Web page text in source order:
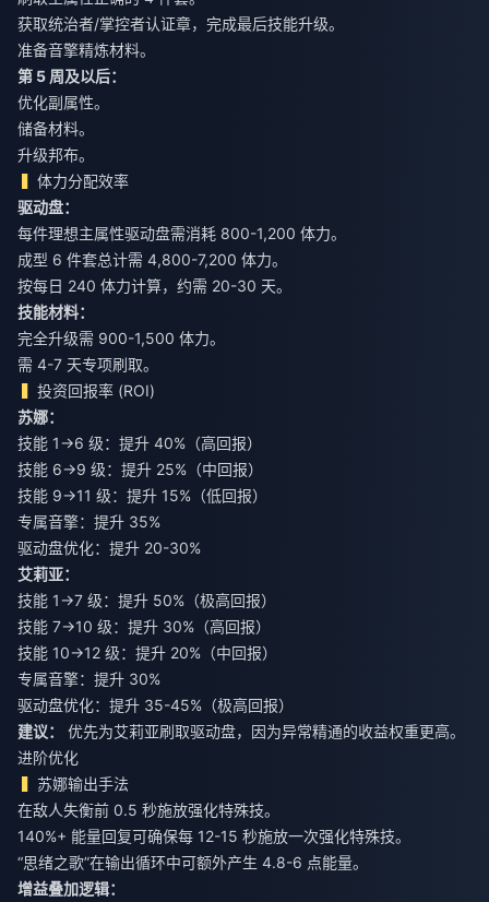
获取统治者/掌控者认证章，完成最后技能升级。
准备音擎精炼材料。
第 5 周及以后：
优化副属性。
储备材料。
升级邦布。
体力分配效率
驱动盘：
每件理想主属性驱动盘需消耗 800-1,200 体力。
成型 6 件套总计需 4,800-7,200 体力。
按每日 240 体力计算，约需 20-30 天。
技能材料：
完全升级需 900-1,500 体力。
需 4-7 天专项刷取。
投资回报率 (ROI)
苏娜：
技能 1→6 级：提升 40%（高回报）
技能 6→9 级：提升 25%（中回报）
技能 9→11 级：提升 15%（低回报）
专属音擎：提升 35%
驱动盘优化：提升 20-30%
艾莉亚：
技能 1→7 级：提升 50%（极高回报）
技能 7→10 级：提升 30%（高回报）
技能 10→12 级：提升 20%（中回报）
专属音擎：提升 30%
驱动盘优化：提升 35-45%（极高回报）
建议：
优先为艾莉亚刷取驱动盘，因为异常精通的收益权重更高。
进阶优化
苏娜输出手法
在敌人失衡前 0.5 秒施放强化特殊技。
140%+ 能量回复可确保每 12-15 秒施放一次强化特殊技。
“思绪之歌”在输出循环中可额外产生 4.8-6 点能量。
增益叠加逻辑：